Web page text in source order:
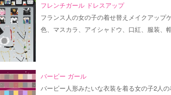
フレンチガール ドレスアップ
フランス人の女の子の着せ替えメイクアッ
色、マスカラ、アイシャドウ、口紅、服装、
バービー ガール
バービー人形みたいな衣装を着る女の子2人